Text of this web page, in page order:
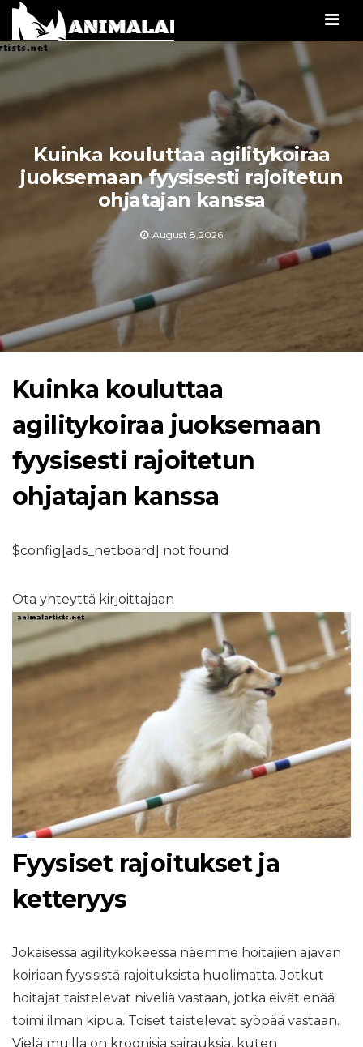
Kuinka kouluttaa agilitykoiraa
juoksemaan fyysisesti rajoitetun
ohjatajan kanssa
August 8,2026
Kuinka kouluttaa
agilitykoiraa juoksemaan
fyysisesti rajoitetun
ohjatajan kanssa
$config[ads_netboard] not found
Ota yhteyttä kirjoittajaan
Fyysiset rajoitukset ja
ketteryys
Jokaisessa agilitykokeessa näemme hoitajien ajavan
koiriaan fyysisistä rajoituksista huolimatta. Jotkut
hoitajat taistelevat niveliä vastaan, jotka eivät enää
toimi ilman kipua. Toiset taistelevat syöpää vastaan.
Vielä muilla on kroonisia sairauksia, kuten